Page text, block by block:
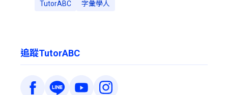
TutorABC 字彙學人
追蹤TutorABC